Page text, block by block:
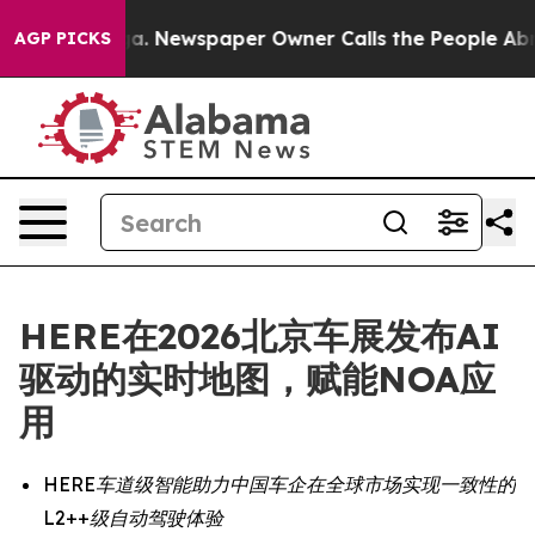
AGP PICKSNewspaper Owner Calls the People
HERE在2026北京车展发布AI
驱动的实时地图，赋能NOA应
用
HERE车道级智能助力中国车企在全球市场实现一致性的
L2++级自动驾驶体验